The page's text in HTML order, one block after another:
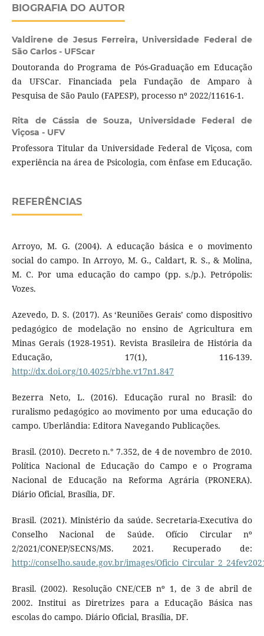
BIOGRAFIA DO AUTOR
Valdirene de Jesus Ferreira, Universidade Federal de
São Carlos - UFScar
Doutoranda do Programa de Pós-Graduação em Educação
da UFSCar. Financiada pela Fundação de Amparo à
Pesquisa de São Paulo (FAPESP), processo nº 2022/11616-1.
Rita de Cássia de Souza, Universidade Federal de
Viçosa - UFV
Professora Titular da Universidade Federal de Viçosa, com
experiência na área de Psicologia, com ênfase em Educação.
REFERÊNCIAS
Arroyo, M. G. (2004). A educação básica e o movimento
social do campo. In Arroyo, M. G., Caldart, R. S., & Molina,
M. C. Por uma educação do campo (pp. s./p.). Petrópolis:
Vozes.
Azevedo, D. S. (2017). As ‘Reuniões Gerais’ como dispositivo
pedagógico de modelação no ensino de Agricultura em
Minas Gerais (1928-1951). Revista Brasileira de História da
Educação, 17(1), 116-139.
http://dx.doi.org/10.4025/rbhe.v17n1.847
Bezerra Neto, L. (2016). Educação rural no Brasil: do
ruralismo pedagógico ao movimento por uma educação do
campo. Uberlândia: Editora Navegando Publicações.
Brasil. (2010). Decreto n.° 7.352, de 4 de novembro de 2010.
Política Nacional de Educação do Campo e o Programa
Nacional de Educação na Reforma Agrária (PRONERA).
Diário Oficial, Brasília, DF.
Brasil. (2021). Ministério da saúde. Secretaria-Executiva do
Conselho Nacional de Saúde. Ofício Circular nº
2/2021/CONEP/SECNS/MS. 2021. Recuperado de:
http://conselho.saude.gov.br/images/
Brasil. (2002). Resolução CNE/CEB nº 1, de 3 de abril de
2002. Institui as Diretrizes para a Educação Básica nas
escolas do campo. Diário Oficial, Brasília, DF.